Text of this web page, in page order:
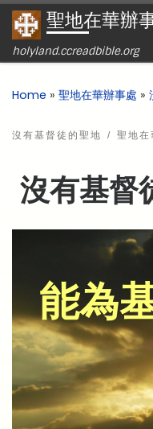
Skip to content
聖地在華辦
holyland.ccreadbible.org
Home » 聖地在華辦事處 »
沒有基督徒的聖地 聖地在
沒有基督
能為